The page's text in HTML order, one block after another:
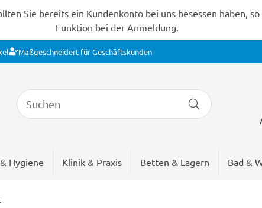
Sie bereits ein Kundenkonto bei uns besessen haben,
Funktion bei der Anmeldung.
Maßgeschneidert für Geschäftskunden
Hygiene Klinik & Praxis Betten & Lagern Bad &